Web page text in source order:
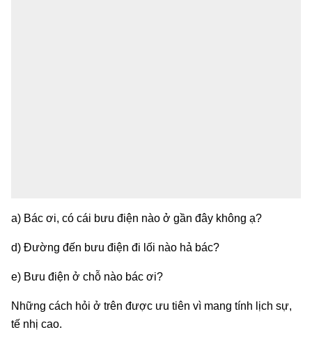
a) Bác ơi, có cái bưu điện nào ở gần đây không ạ?
d) Đường đến bưu điện đi lối nào hả bác?
e) Bưu điện ở chỗ nào bác ơi?
Những cách hỏi ở trên được ưu tiên vì mang tính lịch sự,
tế nhị cao.